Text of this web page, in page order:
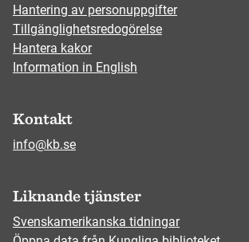
Hantering av personuppgifter
Tillgänglighetsredogörelse
Hantera kakor
Information in English
Kontakt
info@kb.se
Liknande tjänster
Svenskamerikanska tidningar